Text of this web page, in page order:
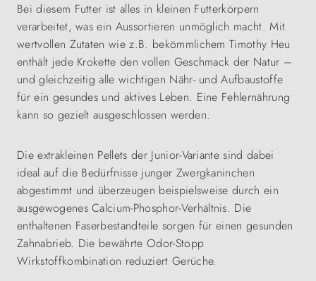
Bei diesem Futter ist alles in kleinen Futterkörpern
verarbeitet, was ein Aussortieren unmöglich macht. Mit
wertvollen Zutaten wie z.B. bekömmlichem Timothy Heu
enthält jede Krokette den vollen Geschmack der Natur –
und gleichzeitig alle wichtigen Nähr- und Aufbaustoffe
für ein gesundes und aktives Leben. Eine Fehlernährung
kann so gezielt ausgeschlossen werden.
Die extrakleinen Pellets der Junior-Variante sind dabei
ideal auf die Bedürfnisse junger Zwergkaninchen
abgestimmt und überzeugen beispielsweise durch ein
ausgewogenes Calcium-Phosphor-Verhältnis. Die
enthaltenen Faserbestandteile sorgen für einen gesunden
Zahnabrieb. Die bewährte Odor-Stopp
Wirkstoffkombination reduziert Gerüche.